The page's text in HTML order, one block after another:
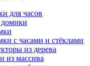
для часов
с часами и стёклами
из дерева
из массива